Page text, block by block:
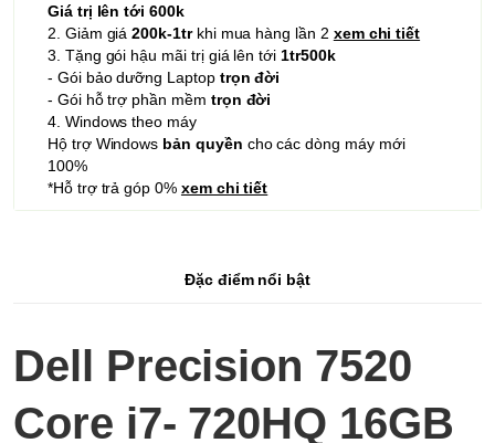
Giá trị lên tới 600k
2. Giảm giá200k-1trkhi mua hàng lần 2 xem chi tiết
3. Tặng gói hậu mãi trị giá lên tới 1tr500k
- Gói bảo dưỡng Laptop trọn đời
- Gói hỗ trợ phần mềm trọn đời
4. Windows theo máy
Hộ trợ Windows bản quyền cho các dòng máy mới
100%
*Hỗ trợ trả góp 0% xem chi tiết
Đặc điểm nổi bật
Dell Precision 7520
Core i7- 720HQ 16GB